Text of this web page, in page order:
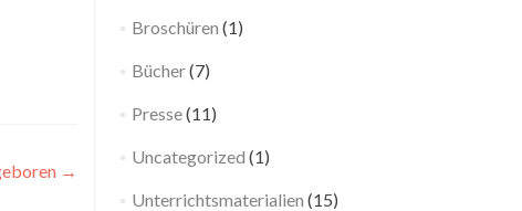
→
Broschüren (1)
Bücher(7)
Presse(11)
Uncategorized (1)
Unterrichtsmaterialien (15)